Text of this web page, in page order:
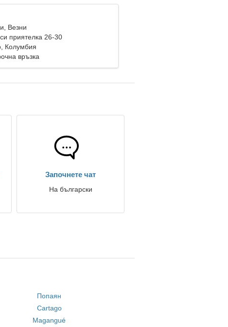
Везни
приятелка 26-30
Колумбия
връзка
Започнете чат
На български
Попаян
Cartago
Magangué